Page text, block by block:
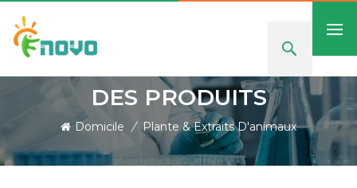
DES PRODUITS
Domicile / Plante & Extraits D'animaux